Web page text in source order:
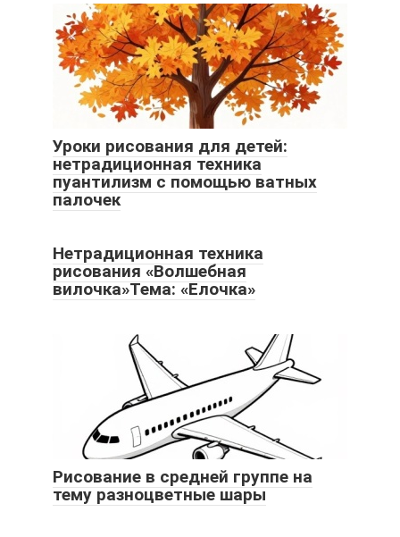
Уроки рисования для детей:
нетрадиционная техника
пуантилизм с помощью ватных
палочек
Нетрадиционная техника
рисования «Волшебная
вилочка»Тема: «Елочка»
Рисование в средней группе на
тему разноцветные шары